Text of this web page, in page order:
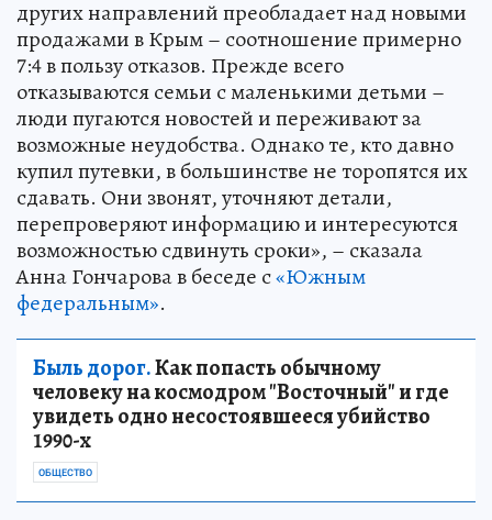
других направлений преобладает над новыми
продажами в Крым – соотношение примерно
7:4 в пользу отказов. Прежде всего
отказываются семьи с маленькими детьми –
люди пугаются новостей и переживают за
возможные неудобства. Однако те, кто давно
купил путевки, в большинстве не торопятся их
сдавать. Они звонят, уточняют детали,
перепроверяют информацию и интересуются
возможностью сдвинуть сроки», – сказала
Анна Гончарова в беседе с«Южным
федеральным».
Быль дорог.Как попасть обычному
человеку на космодром "Восточный" и где
увидеть одно несостоявшееся убийство
1990-х
ОБЩЕСТВО